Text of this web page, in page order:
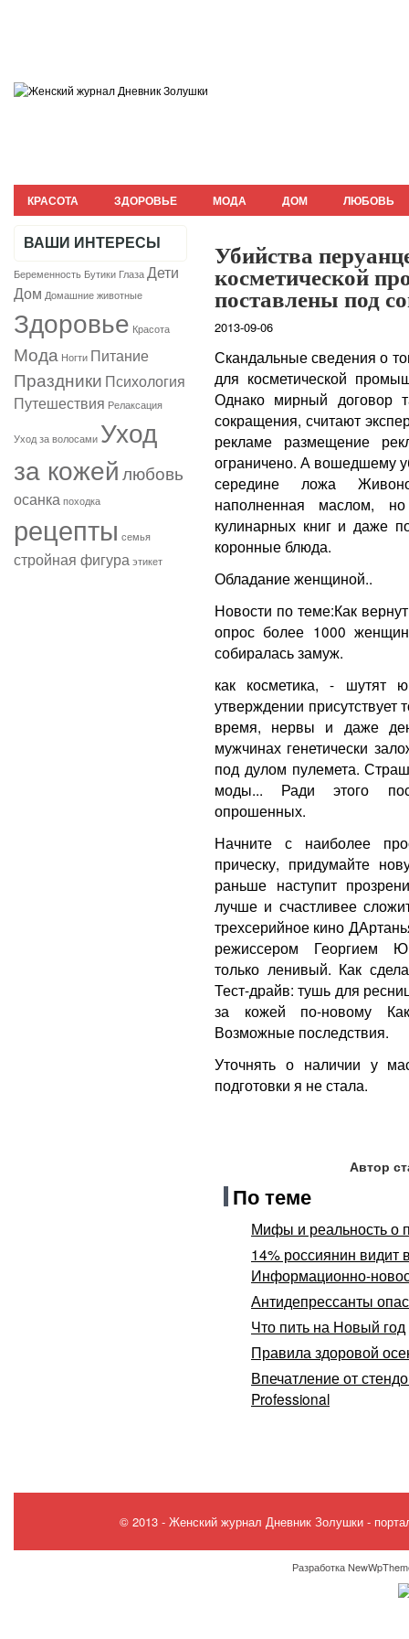
КРАСОТА ЗДОРОВЬЕ МОДА ДОМ
ЛЮБОВЬ
МАТЕРИНСТВО
БЕРЕМЕННОСТЬ И РОДЫ
ДЕТИ
КУЛИНАРИЯ ПЕРВЫЕ БЛЮДА
ХОЛОДНЫЕ ЗАКУСКИ
ВАШИ ИНТЕРЕСЫ
Беременность Бутики Глаза Дети
Дом Домашние животные
Здоровье Красота
Мода Ногти Питание
Праздники Психология
Путешествия Релаксация
Уход за волосами Уход
за кожейлюбовь
осанка походка
рецепты семья
стройная фигура этикет
Убийства
косметической
поставлены под
2013-09-06
Скандальные сведения о
для косметической
Однако мирный договор
сокращения, считают
рекламе размещение
ограничено. А вошедшему
середине ложа
наполненная маслом,
кулинарных книг и даже
коронные блюда.
Обладание женщиной..
Новости по теме:Как
опрос более 1000
собиралась замуж.
как косметика, - шутят
утверждении присутствует
время, нервы и даже
мужчинах генетически
под дулом пулемета.
моды... Ради этого
опрошенных.
Начните с наиболее
прическу, придумайте
раньше наступит
лучше и счастливее
трехсерийное кино
режиссером Георгием
только ленивый. Как
Тест-драйв: тушь для
за кожей по-новому
Возможные последствия.
Уточнять о наличии у
подготовки я не стала.
Автор
По теме
Мифы и реальность о
14% россиянин видит
Информационно-
Антидепрессанты
Что пить на Новый год
Правила здоровой
Впечатление от
Professional
© 2013 - Женский журнал Дневник Золушки-
Разработка